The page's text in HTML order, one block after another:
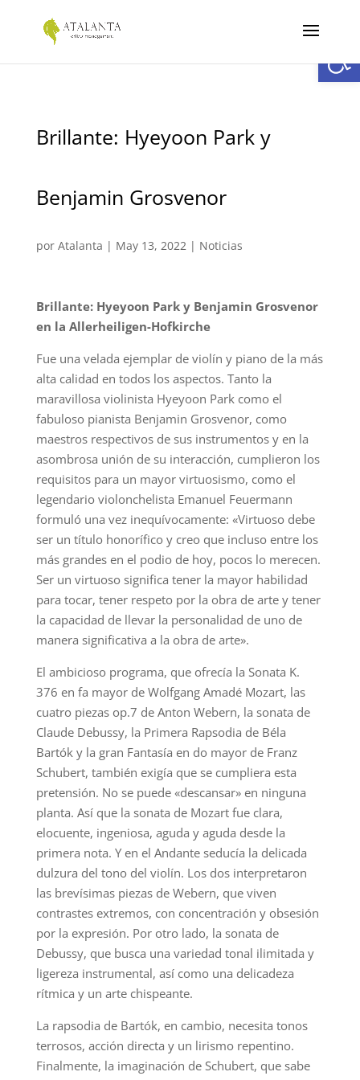
Brillante: Hyeyoon Park y
Benjamin Grosvenor
por Atalanta | May 13, 2022| Noticias
Brillante: Hyeyoon Park y Benjamin Grosvenor
en la Allerheiligen-Hofkirche
Fue una velada ejemplar de violín y piano de la más
alta calidad en todos los aspectos. Tanto la
maravillosa violinista Hyeyoon Park como el
fabuloso pianista Benjamin Grosvenor, como
maestros respectivos de sus instrumentos y en la
asombrosa unión de su interacción, cumplieron los
requisitos para un mayor virtuosismo, como el
legendario violonchelista Emanuel Feuermann
formuló una vez inequívocamente: «Virtuoso debe
ser un título honorífico y creo que incluso entre los
más grandes en el podio de hoy, pocos lo merecen.
Ser un virtuoso significa tener la mayor habilidad
para tocar, tener respeto por la obra de arte y tener
la capacidad de llevar la personalidad de uno de
manera significativa a la obra de arte».
El ambicioso programa, que ofrecía la Sonata K.
376 en fa mayor de Wolfgang Amadé Mozart, las
cuatro piezas op.7 de Anton Webern, la sonata de
Claude Debussy, la Primera Rapsodia de Béla
Bartók y la gran Fantasía en do mayor de Franz
Schubert, también exigía que se cumpliera esta
pretensión. No se puede «descansar» en ninguna
planta. Así que la sonata de Mozart fue clara,
elocuente, ingeniosa, aguda y aguda desde la
primera nota. Y en el Andante seducía la delicada
dulzura del tono del violín. Los dos interpretaron
las brevísimas piezas de Webern, que viven
contrastes extremos, con concentración y obsesión
por la expresión. Por otro lado, la sonata de
Debussy, que busca una variedad tonal ilimitada y
ligereza instrumental, así como una delicadeza
rítmica y un arte chispeante.
La rapsodia de Bartók, en cambio, necesita tonos
terrosos, acción directa y un lirismo repentino.
Finalmente, la imaginación de Schubert, que sabe